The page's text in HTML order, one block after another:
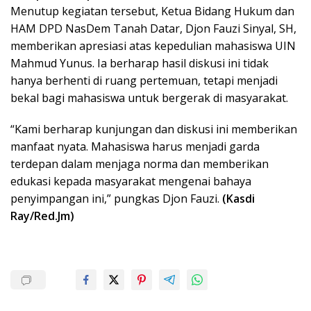
Menutup kegiatan tersebut, Ketua Bidang Hukum dan
HAM DPD NasDem Tanah Datar, Djon Fauzi Sinyal, SH,
memberikan apresiasi atas kepedulian mahasiswa UIN
Mahmud Yunus. Ia berharap hasil diskusi ini tidak
hanya berhenti di ruang pertemuan, tetapi menjadi
bekal bagi mahasiswa untuk bergerak di masyarakat.
“Kami berharap kunjungan dan diskusi ini memberikan
manfaat nyata. Mahasiswa harus menjadi garda
terdepan dalam menjaga norma dan memberikan
edukasi kepada masyarakat mengenai bahaya
penyimpangan ini,” pungkas Djon Fauzi. (Kasdi
Ray/Red.Jm)